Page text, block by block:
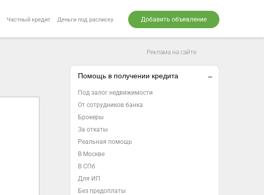
Частный кредит Деньги под расписку Добавить объявление
Реклама на сайте
Помощь в получении кредита
Под залог недвижимости
От сотрудников банка
Брокеры
За откаты
Реальная помощь
В Москве
В СПб
Для ИП
Без предоплаты